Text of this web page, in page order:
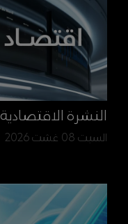
النشرة الاقتصادية
السبت 08 غشت 2026